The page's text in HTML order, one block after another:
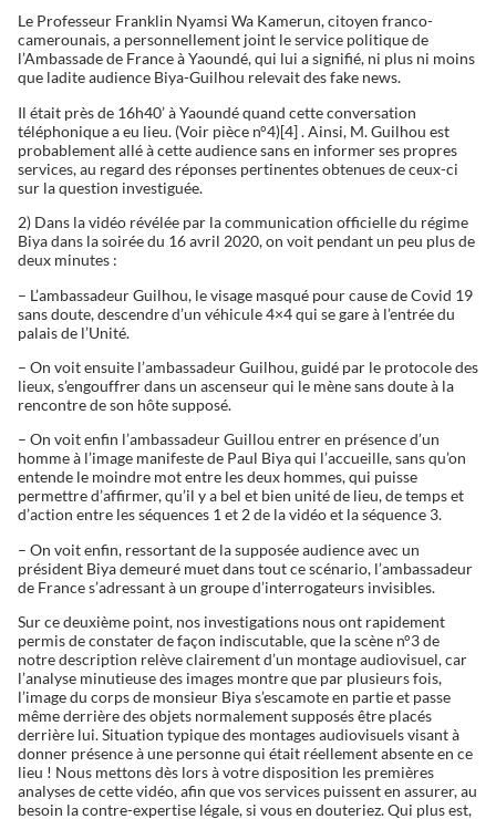
Le Professeur Franklin Nyamsi Wa Kamerun, citoyen franco-
camerounais, a personnellement joint le service politique de
l’Ambassade de France à Yaoundé, qui lui a signifié, ni plus ni moins
que ladite audience Biya-Guilhou relevait des fake news.
Il était près de 16h40’ à Yaoundé quand cette conversation
téléphonique a eu lieu. (Voir pièce n°4)[4] . Ainsi, M. Guilhou est
probablement allé à cette audience sans en informer ses propres
services, au regard des réponses pertinentes obtenues de ceux-ci
sur la question investiguée.
2) Dans la vidéo révélée par la communication officielle du régime
Biya dans la soirée du 16 avril 2020, on voit pendant un peu plus de
deux minutes :
– L’ambassadeur Guilhou, le visage masqué pour cause de Covid 19
sans doute, descendre d’un véhicule 4×4 qui se gare à l’entrée du
palais de l’Unité.
– On voit ensuite l’ambassadeur Guilhou, guidé par le protocole des
lieux, s’engouffrer dans un ascenseur qui le mène sans doute à la
rencontre de son hôte supposé.
– On voit enfin l’ambassadeur Guillou entrer en présence d’un
homme à l’image manifeste de Paul Biya qui l’accueille, sans qu’on
entende le moindre mot entre les deux hommes, qui puisse
permettre d’affirmer, qu’il y a bel et bien unité de lieu, de temps et
d’action entre les séquences 1 et 2 de la vidéo et la séquence 3.
– On voit enfin, ressortant de la supposée audience avec un
président Biya demeuré muet dans tout ce scénario, l’ambassadeur
de France s’adressant à un groupe d’interrogateurs invisibles.
Sur ce deuxième point, nos investigations nous ont rapidement
permis de constater de façon indiscutable, que la scène n°3 de
notre description relève clairement d’un montage audiovisuel, car
l’analyse minutieuse des images montre que par plusieurs fois,
l’image du corps de monsieur Biya s’escamote en partie et passe
même derrière des objets normalement supposés être placés
derrière lui. Situation typique des montages audiovisuels visant à
donner présence à une personne qui était réellement absente en ce
lieu ! Nous mettons dès lors à votre disposition les premières
analyses de cette vidéo, afin que vos services puissent en assurer, au
besoin la contre-expertise légale, si vous en douteriez. Qui plus est,